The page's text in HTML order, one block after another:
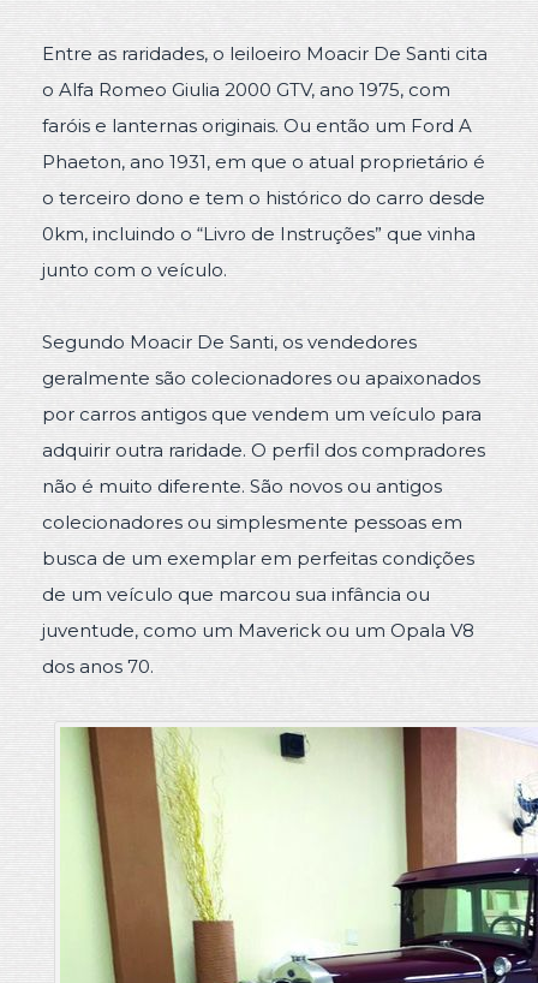
Entre as raridades, o leiloeiro Moacir De Santi cita
o Alfa Romeo Giulia 2000 GTV, ano 1975, com
faróis e lanternas originais. Ou então um Ford A
Phaeton, ano 1931, em que o atual proprietário é
o terceiro dono e tem o histórico do carro desde
0km, incluindo o “Livro de Instruções” que vinha
junto com o veículo.
Segundo Moacir De Santi, os vendedores
geralmente são colecionadores ou apaixonados
por carros antigos que vendem um veículo para
adquirir outra raridade. O perfil dos compradores
não é muito diferente. São novos ou antigos
colecionadores ou simplesmente pessoas em
busca de um exemplar em perfeitas condições
de um veículo que marcou sua infância ou
juventude, como um Maverick ou um Opala V8
dos anos 70.